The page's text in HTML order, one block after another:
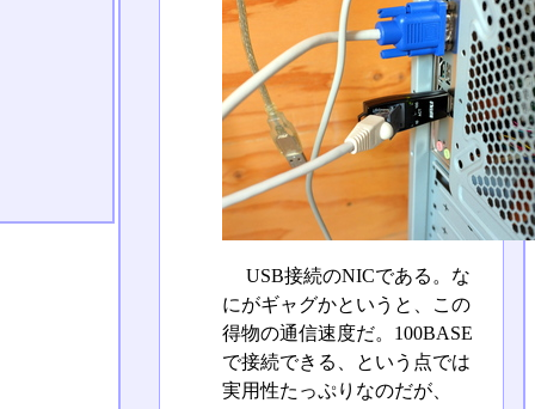
USB接続のNICである。な
にがギャグかというと、この
得物の通信速度だ。100BASE
で接続できる、という点では
実用性たっぷりなのだが、